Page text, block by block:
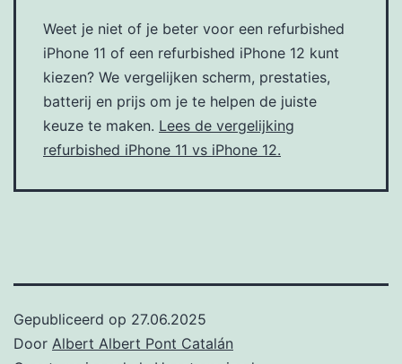
Weet je niet of je beter voor een refurbished
iPhone 11 of een refurbished iPhone 12 kunt
kiezen? We vergelijken scherm, prestaties,
batterij en prijs om je te helpen de juiste
keuze te maken. Lees de vergelijking
refurbished iPhone 11 vs iPhone 12.
Gepubliceerd op 27.06.2025
Door Albert Albert Pont Catalán